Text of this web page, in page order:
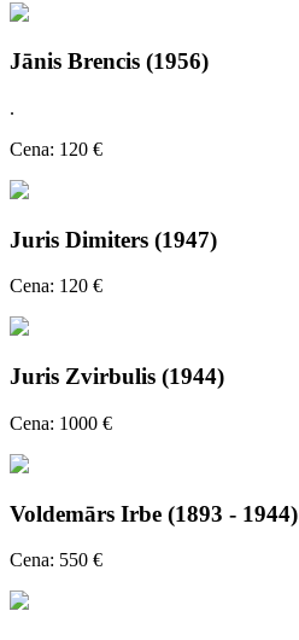
Jānis Brencis (1956)
.
Cena: 120 €
Juris Dimiters (1947)
Cena: 120 €
Juris Zvirbulis (1944)
Cena: 1000 €
Voldemārs Irbe (1893 - 1944)
Cena: 550 €